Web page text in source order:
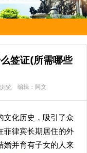
签证(所需哪些
览 编辑：阿文
文化历史，吸引了众
菲律宾长期居住的外
婚并育有子女的人来